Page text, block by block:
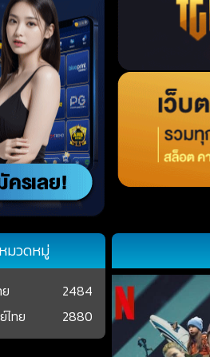
หมวดหมู่
2484
ไทย
2880